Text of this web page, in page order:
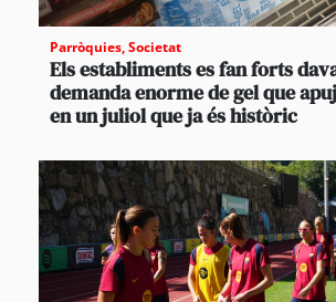
Parròquies,Societat
Els establiments es fan forts
demanda enorme de gel que
en un juliol que ja és històric